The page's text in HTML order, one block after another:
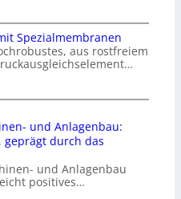
Spezialmembranen
aus rostfreiem
und Anlagenbau:
geprägt durch das
und Anlagenbau
positives…